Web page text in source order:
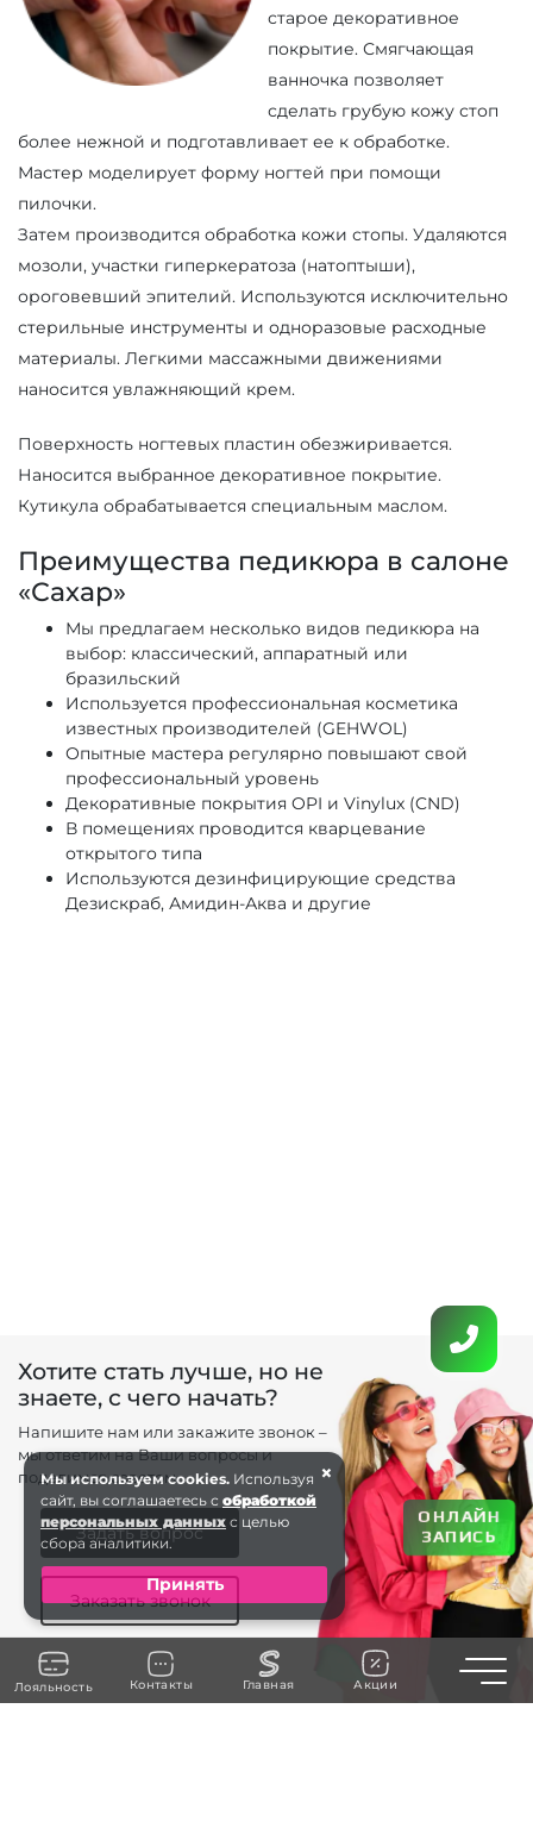
Лояльность Контакты Главная Акции
старое декоративное
покрытие. Смягчающая
ванночка позволяет
сделать грубую кожу стоп
более нежной и подготавливает ее к обработке.
Мастер моделирует форму ногтей при помощи
пилочки.
Затем производится обработка кожи стопы. Удаляются
мозоли, участки гиперкератоза (натоптыши),
ороговевший эпителий. Используются исключительно
стерильные инструменты и одноразовые расходные
материалы. Легкими массажными движениями
наносится увлажняющий крем.
Поверхность ногтевых пластин обезжиривается.
Наносится выбранное декоративное покрытие.
Кутикула обрабатывается специальным маслом.
Преимущества педикюра в салоне
«Сахар»
Мы предлагаем несколько видов педикюра на
выбор: классический, аппаратный или
бразильский
Используется профессиональная косметика
известных производителей (GEHWOL)
Опытные мастера регулярно повышают свой
профессиональный уровень
Декоративные покрытия OPI и Vinylux (CND)
В помещениях проводится кварцевание
открытого типа
Используются дезинфицирующие средства
Дезискраб, Амидин-Аква и другие
Хотите стать лучше, но не
знаете, с чего начать?
Напишите нам или закажите звонок –
мы ответим на Ваши вопросы и
поделимся советом.
Задать вопрос
Заказать звонок
×
Мы используем cookies. Используя
сайт, вы соглашаетесь с обработкой
персональных данных с целью
сбора аналитики.
Принять
ОНЛАЙН
ЗАПИСЬ